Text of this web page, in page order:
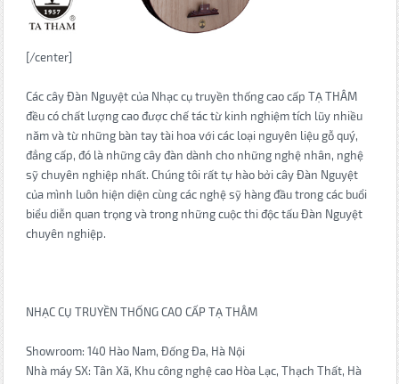
[/center]
Các cây Đàn Nguyệt của Nhạc cụ truyền thống cao cấp TẠ THÂM
đều có chất lượng cao được chế tác từ kinh nghiệm tích lũy nhiều
năm và từ những bàn tay tài hoa với các loại nguyên liệu gỗ quý,
đẳng cấp, đó là những cây đàn dành cho những nghệ nhân, nghệ
sỹ chuyên nghiệp nhất. Chúng tôi rất tự hào bởi cây Đàn Nguyệt
của mình luôn hiện diện cùng các nghệ sỹ hàng đầu trong các buổi
biểu diễn quan trọng và trong những cuộc thi độc tấu Đàn Nguyệt
chuyên nghiệp.
NHẠC CỤ TRUYỀN THỐNG CAO CẤP TẠ THÂM
Showroom: 140 Hào Nam, Đống Đa, Hà Nội
Nhà máy SX: Tân Xã, Khu công nghệ cao Hòa Lạc, Thạch Thất, Hà